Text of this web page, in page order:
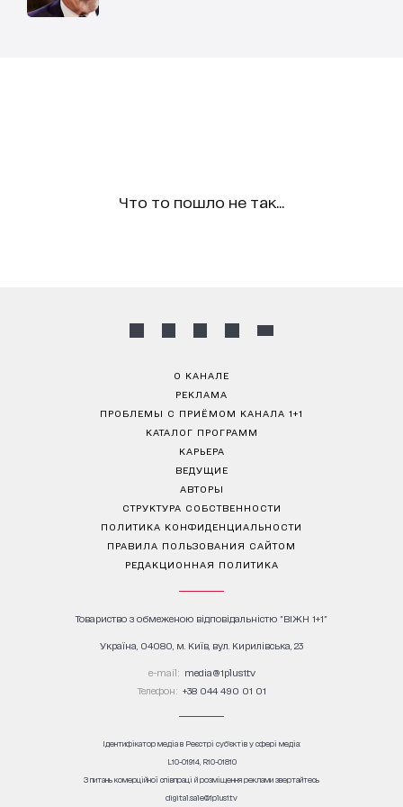
Что то пошло не так...
О КАНАЛЕ
РЕКЛАМА
ПРОБЛЕМЫ С ПРИЁМОМ КАНАЛА 1+1
КАТАЛОГ ПРОГРАММ
КАРЬЕРА
ВЕДУЩИЕ
АВТОРЫ
СТРУКТУРА СОБСТВЕННОСТИ
ПОЛИТИКА КОНФИДЕНЦИАЛЬНОСТИ
ПРАВИЛА ПОЛЬЗОВАНИЯ САЙТОМ
РЕДАКЦИОННАЯ ПОЛИТИКА
Товариство з обмеженою відповідальністю "ВІЖН 1+1"
Україна, 04080, м. Київ, вул. Кирилівська, 23
е-mail: media@1plus1.tv
Телефон: +38 044 490 01 01
Ідентифікатор медіа в Реєстрі суб’єктів у сфері медіа:
L10-01914, R10-01810
З питань комерційної співпраці й розміщення реклами звертайтесь
digital.sale@1plus1.tv